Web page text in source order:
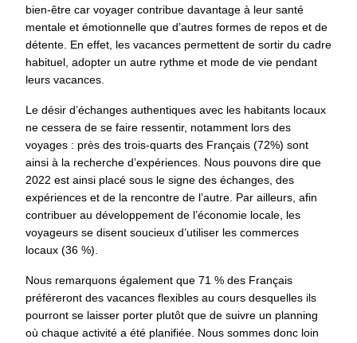
bien-être car voyager contribue davantage à leur santé
mentale et émotionnelle que d’autres formes de repos et de
détente. En effet, les vacances permettent de sortir du cadre
habituel, adopter un autre rythme et mode de vie pendant
leurs vacances.
Le désir d’échanges authentiques avec les habitants locaux
ne cessera de se faire ressentir, notamment lors des
voyages : près des trois-quarts des Français (72%) sont
ainsi à la recherche d’expériences. Nous pouvons dire que
2022 est ainsi placé sous le signe des échanges, des
expériences et de la rencontre de l’autre. Par ailleurs, afin
contribuer au développement de l’économie locale, les
voyageurs se disent soucieux d’utiliser les commerces
locaux (36 %).
Nous remarquons également que 71 % des Français
préféreront des vacances flexibles au cours desquelles ils
pourront se laisser porter plutôt que de suivre un planning
où chaque activité a été planifiée. Nous sommes donc loin